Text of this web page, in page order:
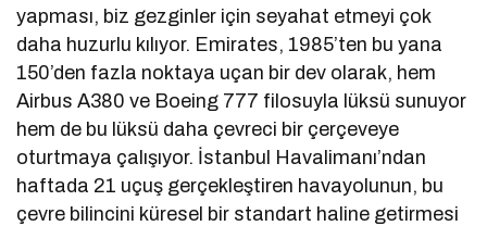
yapması, biz gezginler için seyahat etmeyi çok
daha huzurlu kılıyor. Emirates, 1985’ten bu yana
150’den fazla noktaya uçan bir dev olarak, hem
Airbus A380 ve Boeing 777 filosuyla lüksü sunuyor
hem de bu lüksü daha çevreci bir çerçeveye
oturtmaya çalışıyor. İstanbul Havalimanı’ndan
haftada 21 uçuş gerçekleştiren havayolunun, bu
çevre bilincini küresel bir standart haline getirmesi